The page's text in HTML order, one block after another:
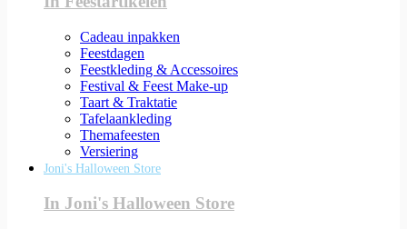
Cadeau inpakken
Feestdagen
Feestkleding & Accessoires
Festival & Feest Make-up
Taart & Traktatie
Tafelaankleding
Themafeesten
Versiering
Joni's Halloween Store
In Joni's Halloween Store